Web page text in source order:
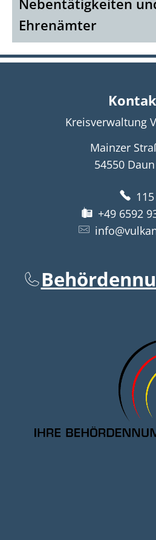
Nebentätigkeiten
Ehrenämter
Kreisverwaltung
Mainzer
54550 Daun
115
+49 6592